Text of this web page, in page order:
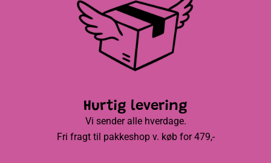
Hurtig levering
Vi sender alle hverdage.
Fri fragt til pakkeshop v. køb for 479,-